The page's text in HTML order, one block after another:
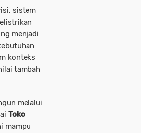
sistem
menjadi
konteks
tambah
melalui
Toko
mampu